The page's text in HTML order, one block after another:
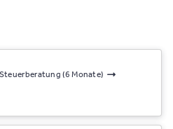
(6 Monate)